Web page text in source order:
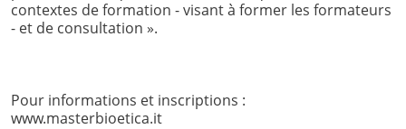
contextes de formation - visant à former les formateurs
- et de consultation ».
Pour informations et inscriptions :
www.masterbioetica.it